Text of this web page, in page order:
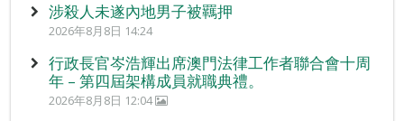
涉殺人未遂內地男子被羈押
2026年8月8日 14:24
行政長官岑浩輝出席澳門法律工作者聯合會十周
年 – 第四屆架構成員就職典禮。
2026年8月8日 12:04